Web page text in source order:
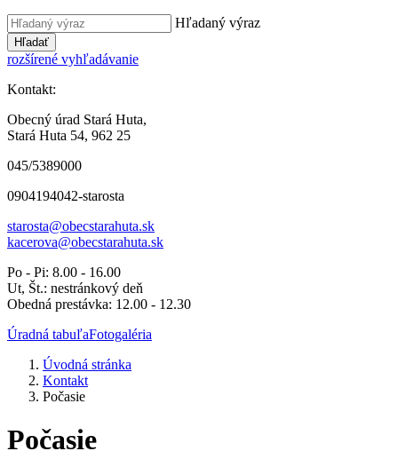
Hľadaný výraz
Hľadať
rozšírené vyhľadávanie
Kontakt:
Obecný úrad Stará Huta,
Stará Huta 54, 962 25
045/5389000
0904194042-starosta
starosta@obecstarahuta.sk
kacerova@obecstarahuta.sk
Po - Pi: 8.00 - 16.00
Ut, Št.: nestránkový deň
Obedná prestávka: 12.00 - 12.30
Úradná tabuľaFotogaléria
Úvodná stránka
Kontakt
Počasie
Počasie